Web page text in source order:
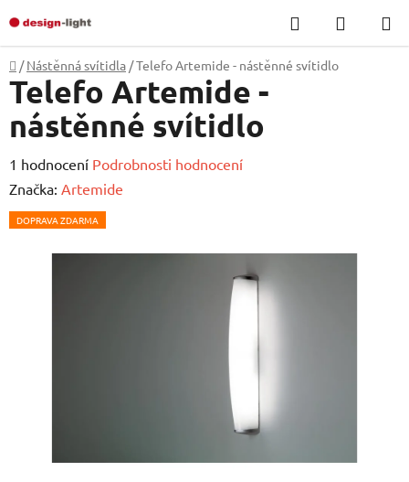
na
obsah
Hledat
KOŠÍK
Domů
/ Nástěnná svítidla /Telefo Artemide - nástěnné svítidlo
Telefo Artemide -
nástěnné svítidlo
Průměrné
hodnocení
produktu
1 hodnocení Podrobnosti hodnocení
Značka: Artemide
DOPRAVA ZDARMA